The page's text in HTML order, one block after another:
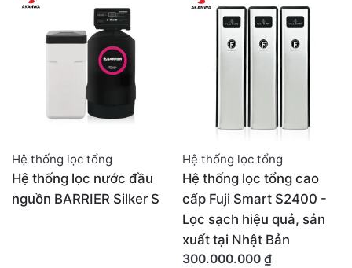
Hệ thống lọc tổng
Hệ thống lọc nước đầu
nguồn BARRIER Silker S
Hệ thống lọc tổng
Hệ thống lọc tổng cao
cấp Fuji Smart S2400 -
Lọc sạch hiệu quả, sản
xuất tại Nhật Bản
300.000.000 ₫